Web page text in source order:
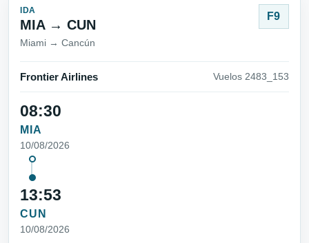
IDA
MIA → CUN
Miami → Cancún
F9
Frontier Airlines Vuelos 2483_153
08:30
MIA
10/08/2026
13:53
CUN
10/08/2026